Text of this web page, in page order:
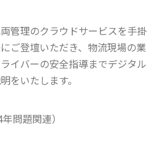
管理のクラウドサービスを手掛
ご登壇いただき、物流現場の業
イバーの安全指導までデジタル
をいたします。
問題関連）